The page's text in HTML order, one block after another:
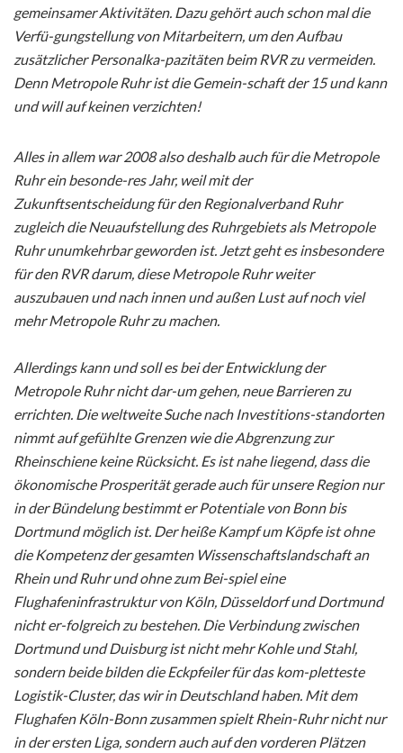
gemeinsamer Aktivitäten. Dazu gehört auch schon mal die
Verfü-gungstellung von Mitarbeitern, um den Aufbau
zusätzlicher Personalka-pazitäten beim RVR zu vermeiden.
Denn Metropole Ruhr ist die Gemein-schaft der 15 und kann
und will auf keinen verzichten!
Alles in allem war 2008 also deshalb auch für die Metropole
Ruhr ein besonde-res Jahr, weil mit der
Zukunftsentscheidung für den Regionalverband Ruhr
zugleich die Neuaufstellung des Ruhrgebiets als Metropole
Ruhr unumkehrbar geworden ist. Jetzt geht es insbesondere
für den RVR darum, diese Metropole Ruhr weiter
auszubauen und nach innen und außen Lust auf noch viel
mehr Metropole Ruhr zu machen.
Allerdings kann und soll es bei der Entwicklung der
Metropole Ruhr nicht dar-um gehen, neue Barrieren zu
errichten. Die weltweite Suche nach Investitions-standorten
nimmt auf gefühlte Grenzen wie die Abgrenzung zur
Rheinschiene keine Rücksicht. Es ist nahe liegend, dass die
ökonomische Prosperität gerade auch für unsere Region nur
in der Bündelung bestimmt er Potentiale von Bonn bis
Dortmund möglich ist. Der heiße Kampf um Köpfe ist ohne
die Kompetenz der gesamten Wissenschaftslandschaft an
Rhein und Ruhr und ohne zum Bei-spiel eine
Flughafeninfrastruktur von Köln, Düsseldorf und Dortmund
nicht er-folgreich zu bestehen. Die Verbindung zwischen
Dortmund und Duisburg ist nicht mehr Kohle und Stahl,
sondern beide bilden die Eckpfeiler für das kom-pletteste
Logistik-Cluster, das wir in Deutschland haben. Mit dem
Flughafen Köln-Bonn zusammen spielt Rhein-Ruhr nicht nur
in der ersten Liga, sondern auch auf den vorderen Plätzen